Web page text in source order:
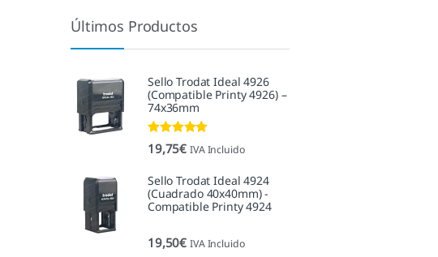
Últimos Productos
Sello Trodat Ideal 4926
(Compatible Printy 4926) –
74x36mm
Valorado con
5.00de 5
19,75€ IVA Incluido
Sello Trodat Ideal 4924
(Cuadrado 40x40mm) -
Compatible Printy 4924
19,50€ IVA Incluido